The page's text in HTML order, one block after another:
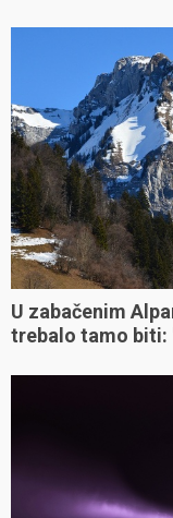
U zabačenim
trebalo tamo biti: